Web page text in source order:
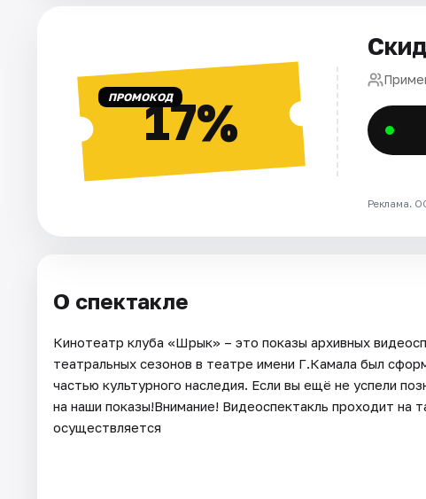
Рейтинги
ПРОМОКОД17%
Реклама.
О спектакле
Кинотеатр клуба «Шәрык» – это показы архивных
театральных сезонов в театре имени Г.Камала был
частью культурного наследия. Если вы ещё не успели
на наши показы!Внимание! Видеоспектакль проходит на
осуществляется